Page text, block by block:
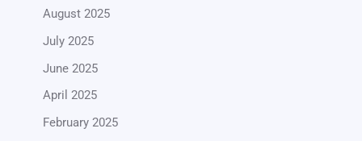
August 2025
July 2025
June 2025
April 2025
February 2025